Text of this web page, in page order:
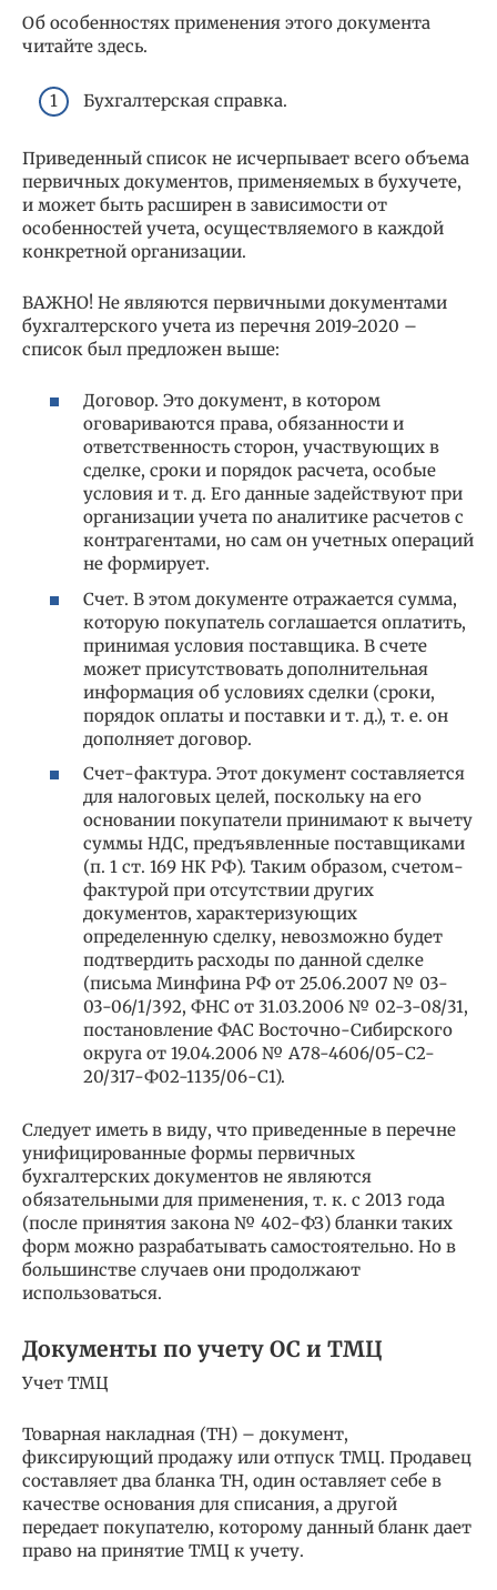
Об особенностях применения этого документа
читайте здесь.
Бухгалтерская справка.
Приведенный список не исчерпывает всего объема
первичных документов, применяемых в бухучете,
и может быть расширен в зависимости от
особенностей учета, осуществляемого в каждой
конкретной организации.
ВАЖНО! Не являются первичными документами
бухгалтерского учета из перечня 2019-2020 –
список был предложен выше:
Договор. Это документ, в котором
оговариваются права, обязанности и
ответственность сторон, участвующих в
сделке, сроки и порядок расчета, особые
условия и т. д. Его данные задействуют при
организации учета по аналитике расчетов с
контрагентами, но сам он учетных операций
не формирует.
Счет. В этом документе отражается сумма,
которую покупатель соглашается оплатить,
принимая условия поставщика. В счете
может присутствовать дополнительная
информация об условиях сделки (сроки,
порядок оплаты и поставки и т. д.), т. е. он
дополняет договор.
Счет-фактура. Этот документ составляется
для налоговых целей, поскольку на его
основании покупатели принимают к вычету
суммы НДС, предъявленные поставщиками
(п. 1 ст. 169 НК РФ). Таким образом, счетом-
фактурой при отсутствии других
документов, характеризующих
определенную сделку, невозможно будет
подтвердить расходы по данной сделке
(письма Минфина РФ от 25.06.2007 № 03-
03-06/1/392, ФНС от 31.03.2006 № 02-3-08/31,
постановление ФАС Восточно-Сибирского
округа от 19.04.2006 № А78-4606/05-С2-
20/317-Ф02-1135/06-С1).
Следует иметь в виду, что приведенные в перечне
унифицированные формы первичных
бухгалтерских документов не являются
обязательными для применения, т. к. с 2013 года
(после принятия закона № 402-ФЗ) бланки таких
форм можно разрабатывать самостоятельно. Но в
большинстве случаев они продолжают
использоваться.
Документы по учету ОС и ТМЦ
Учет ТМЦ
Товарная накладная (ТН) – документ,
фиксирующий продажу или отпуск ТМЦ. Продавец
составляет два бланка ТН, один оставляет себе в
качестве основания для списания, а другой
передает покупателю, которому данный бланк дает
право на принятие ТМЦ к учету.